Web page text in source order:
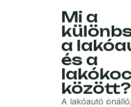
Mi a
a
és a
között?
A lakóautó